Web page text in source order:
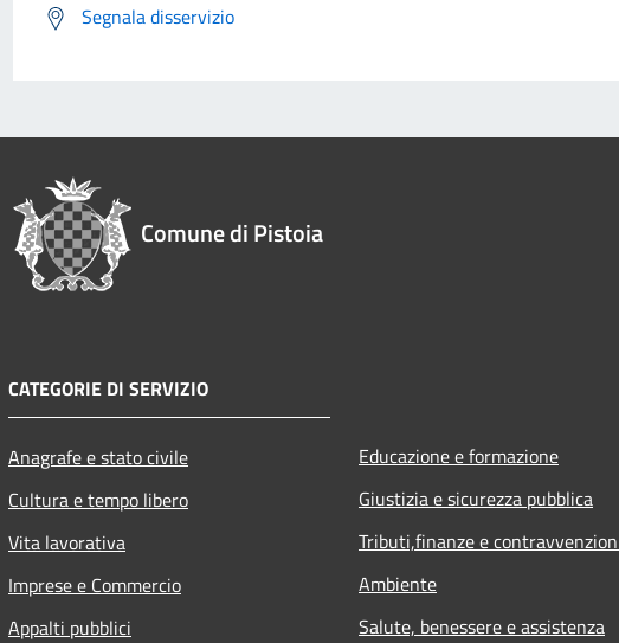
Segnala disservizio
Comune di Pistoia
CATEGORIE DI SERVIZIO
Anagrafe e stato civile
Cultura e tempo libero
Vita lavorativa
Imprese e Commercio
Appalti pubblici
Educazione e formazione
Giustizia e sicurezza pubblica
Tributi,finanze e
Ambiente
Salute, benessere e assistenza